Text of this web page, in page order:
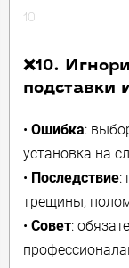
10
❌10.
подставки
• Ошибка:
установка на
• Последствие:
трещины,
• Совет: